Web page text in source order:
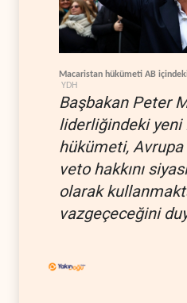
Macaristan hükümeti AB
YDH
Başbakan Peter
liderliğindeki
hükümeti,
veto hakkını
olarak
vazgeçeceğini